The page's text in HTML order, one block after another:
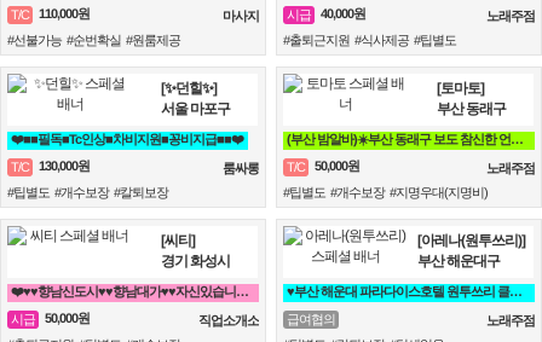
T/C
110,000원
마사지
#선불가능 #순번확실 #원룸제공
시급
40,000원
노래주점
#출퇴근지원 #식사제공 #팁별도
[✨던힐✨]
서울 마포구
❤️■■필독■Tc인상■차비지원■꽁비지급■■❤️
T/C
130,000원
룸싸롱
#팁별도 #개수보장 #칼퇴보장
[토마토]
부산 동래구
(부산 밤알바)☀️부산 동래구 보도 참신한 언니들 모집 ☀️ 노래방알바
T/C
50,000원
노래주점
#팁별도 #개수보장 #지명우대(지명비)
[씨티]
경기 화성시
❤️♥♥향남신도시♥♥향남대가♥♥자신있습니다♥♥❤️
시급
50,000원
직업소개소
[아레나(원투쓰리)]
부산 해운대구
♥️부산 해운대 파라다이스호텔 원투쓰리 클럽 영업진 구합니다♥️
급여협의
노래주점